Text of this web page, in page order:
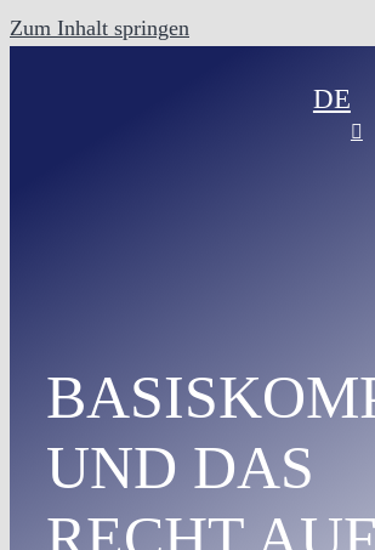
Zum Inhalt springen
DE
UND DAS